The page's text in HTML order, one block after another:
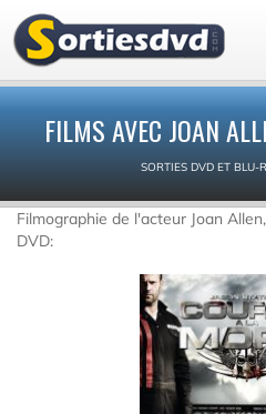
FILMS AVEC JOAN
SORTIES DVD ET BLU-
Filmographie de l'acteur Joan
DVD: